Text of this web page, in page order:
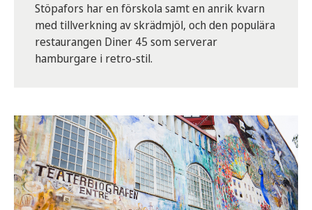
Stöpafors har en förskola samt en anrik kvarn
med tillverkning av skrädmjöl, och den populära
restaurangen Diner 45 som serverar
hamburgare i retro-stil.